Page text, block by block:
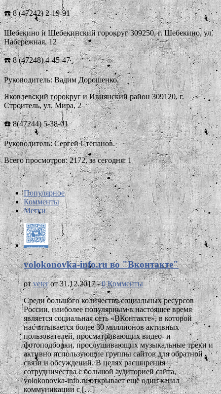
☎️ 8 (47242) 2-19-91
Шебекино и Шебекинский горокруг 309250, г. Шебекино, ул.
Набережная, 12
☎️ 8 (47248) 4-45-47
Руководитель: Вадим Дорошенко.
Яковлевский горокруг и Ивнянский район 309120, г.
Строитель, ул. Мира, 2
☎️ 8(47244) 5-38-01
Руководитель: Сергей Степанов.
Всего просмотров: 2172, за сегодня: 1
Популярное
Комменты
Метки
volokonovka-info.ru во "Вконтакте"
отveterот 31.12.2017 -0 Комменты
Среди большого количества социальных ресурсов
России, наиболее популярным в настоящее время
является социальная сеть «ВКонтакте», в которой
насчитывается более 30 миллионов активных
пользователей, просматривающих видео- и
фотоподборки, прослушивающих музыкальные треки и
активно использующие группы сайтов для обратной
связи и обсуждений. В целях расширения
сотрудничества с большой аудиторией сайта,
volokonovka-info.ru открывает ещё один канал
коммуникации с […]